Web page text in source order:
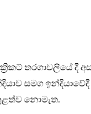
තරගාවලියේ දී
සමග
නොමැත.